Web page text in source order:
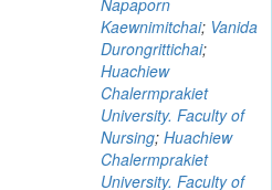
Napaporn
Kaewnimitchai; Vanida
Durongrittichai;
Huachiew
Chalermprakiet
University. Faculty of
Nursing; Huachiew
Chalermprakiet
University. Faculty of